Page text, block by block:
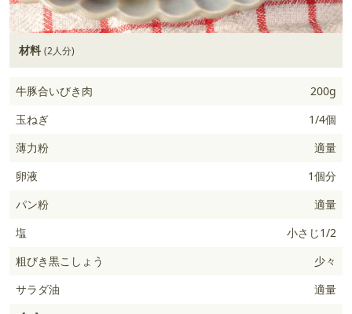
材料 (2人分)
牛豚合いびき肉
200g
玉ねぎ
1/4個
薄力粉
適量
卵液
1個分
パン粉
適量
塩
小さじ1/2
粗びき黒こしょう
少々
サラダ油
適量